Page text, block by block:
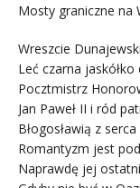
Mosty graniczne na
Wreszcie
Leć czarna
Pocztmistrz
Jan Paweł II i ród
Błogosławią z
Romantyzm jest
Naprawdę jej